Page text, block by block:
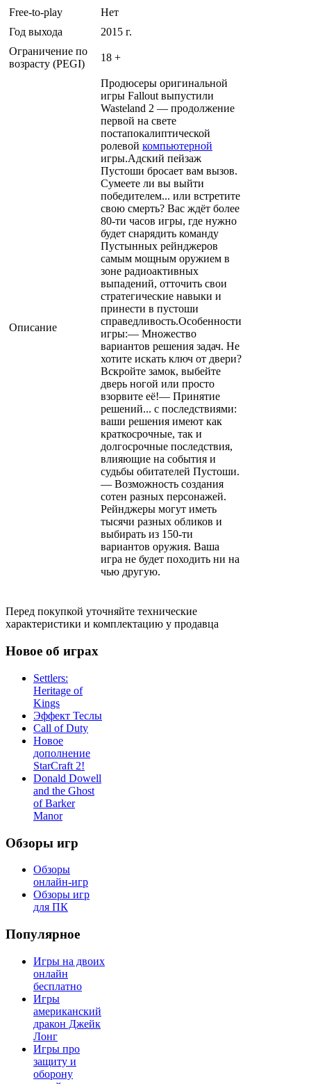
Free-to-play
Нет
Год выхода
2015 г.
Ограничение по
возрасту (PEGI)
18 +
Описание
Продюсеры оригинальной
игры Fallout выпустили
Wasteland 2 — продолжение
первой на свете
постапокалиптической
ролевой компьютерной
игры.Адский пейзаж
Пустоши бросает вам вызов.
Сумеете ли вы выйти
победителем... или встретите
свою смерть? Вас ждёт более
80-ти часов игры, где нужно
будет снарядить команду
Пустынных рейнджеров
самым мощным оружием в
зоне радиоактивных
выпадений, отточить свои
стратегические навыки и
принести в пустоши
справедливость.Особенности
игры:— Множество
вариантов решения задач. Не
хотите искать ключ от двери?
Вскройте замок, выбейте
дверь ногой или просто
взорвите её!— Принятие
решений... с последствиями:
ваши решения имеют как
краткосрочные, так и
долгосрочные последствия,
влияющие на события и
судьбы обитателей Пустоши.
— Возможность создания
сотен разных персонажей.
Рейнджеры могут иметь
тысячи разных обликов и
выбирать из 150-ти
вариантов оружия. Ваша
игра не будет походить ни на
чью другую.
Перед покупкой уточняйте технические
характеристики и комплектацию у продавца
Новое об играх
Settlers:
Heritage of
Kings
Эффект Теслы
Call of Duty
Новое
дополнение
StarCraft 2!
Donald Dowell
and the Ghost
of Barker
Manor
Обзоры игр
Обзоры
онлайн-игр
Обзоры игр
для ПК
Популярное
Игры на двоих
онлайн
бесплатно
Игры
американский
дракон Джейк
Лонг
Игры про
защиту и
оборону